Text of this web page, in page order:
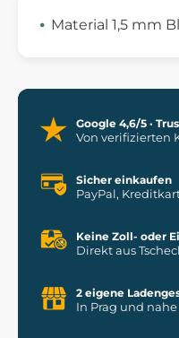
Material 1,5 mm
Google 4,6/5 ·
Von verifizierten
Sicher einkaufen
PayPal,
Keine Zoll- oder
Direkt aus
2 eigene
In Prag und